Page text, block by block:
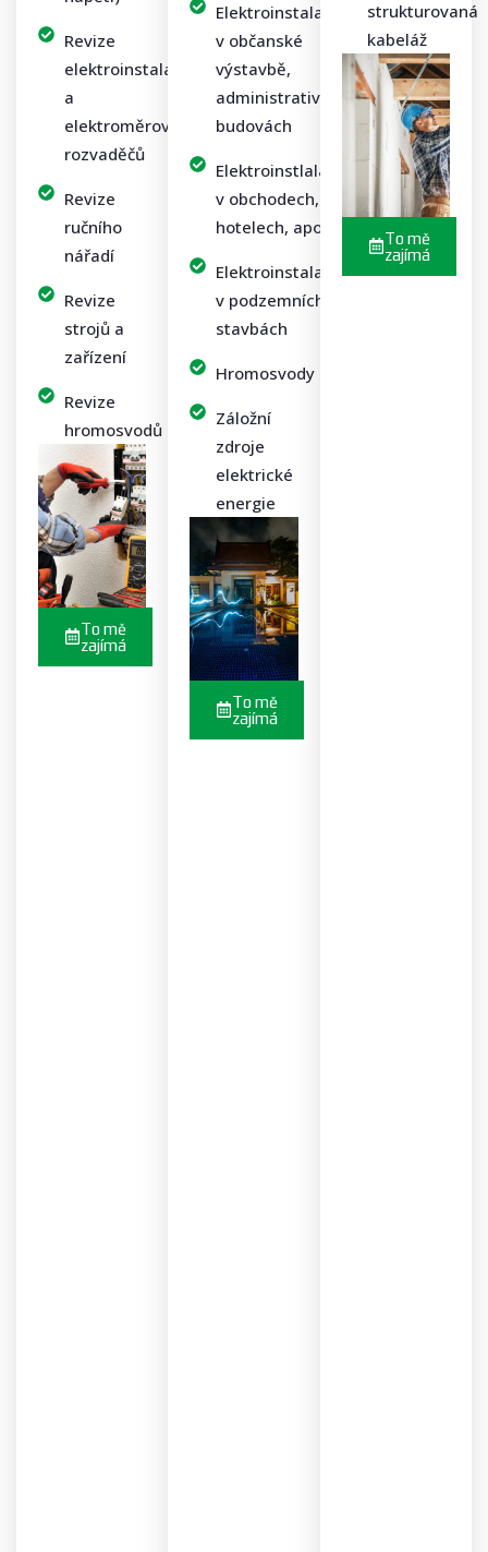
Revize
elektroinstalace
a
elektroměrových
rozvaděčů
Revize
ručního
nářadí
Revize
strojů a
zařízení
Revize
hromosvodů
To mě
zajímá
Elektroinstalace
v občanské
výstavbě,
administrativních
budovách
Elektroinstlalace
v obchodech,
hotelech, apod.
Elektroinstalace
v podzemních
stavbách
Hromosvody
Záložní
zdroje
elektrické
energie
To mě
zajímá
strukturovaná
kabeláž
To mě
zajímá